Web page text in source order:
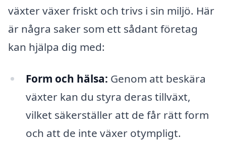
växter växer friskt och trivs i sin miljö. Här
är några saker som ett sådant företag
kan hjälpa dig med:
Form och hälsa: Genom att beskära
växter kan du styra deras tillväxt,
vilket säkerställer att de får rätt form
och att de inte växer otympligt.